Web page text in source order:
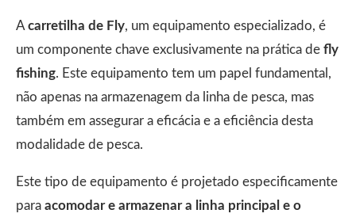
A carretilha de Fly, um equipamento especializado, é
um componente chave exclusivamente na prática de fly
fishing. Este equipamento tem um papel fundamental,
não apenas na armazenagem da linha de pesca, mas
também em assegurar a eficácia e a eficiência desta
modalidade de pesca.
Este tipo de equipamento é projetado especificamente
para acomodar e armazenar a linha principal e o